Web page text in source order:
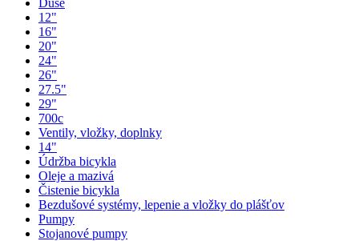
Duše
12"
16"
20"
24"
26"
27.5"
29"
700c
Ventily, vložky, doplnky
14"
Údržba bicykla
Oleje a mazivá
Čistenie bicykla
Bezdušové systémy, lepenie a vložky do plášťov
Pumpy
Stojanové pumpy